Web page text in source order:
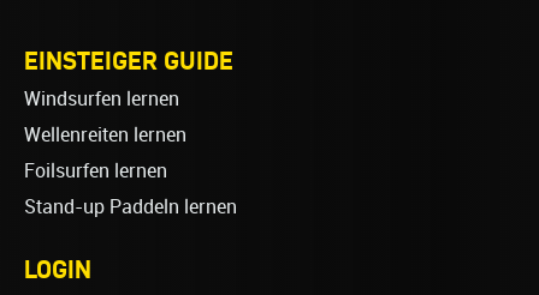
EINSTEIGER GUIDE
Windsurfen lernen
Wellenreiten lernen
Foilsurfen lernen
Stand-up Paddeln lernen
LOGIN